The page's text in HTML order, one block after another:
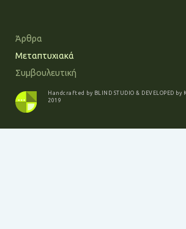
Άρθρα
Μεταπτυχιακά
Συμβουλευτική
Handcrafted by BLIND STUDIO & DEVELOPED by
2019